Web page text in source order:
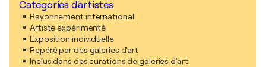
Catégories d'artistes
Rayonnement international
Artiste expérimenté
Exposition individuelle
Repéré par des galeries d'art
Inclus dans des curations de galeries d'art